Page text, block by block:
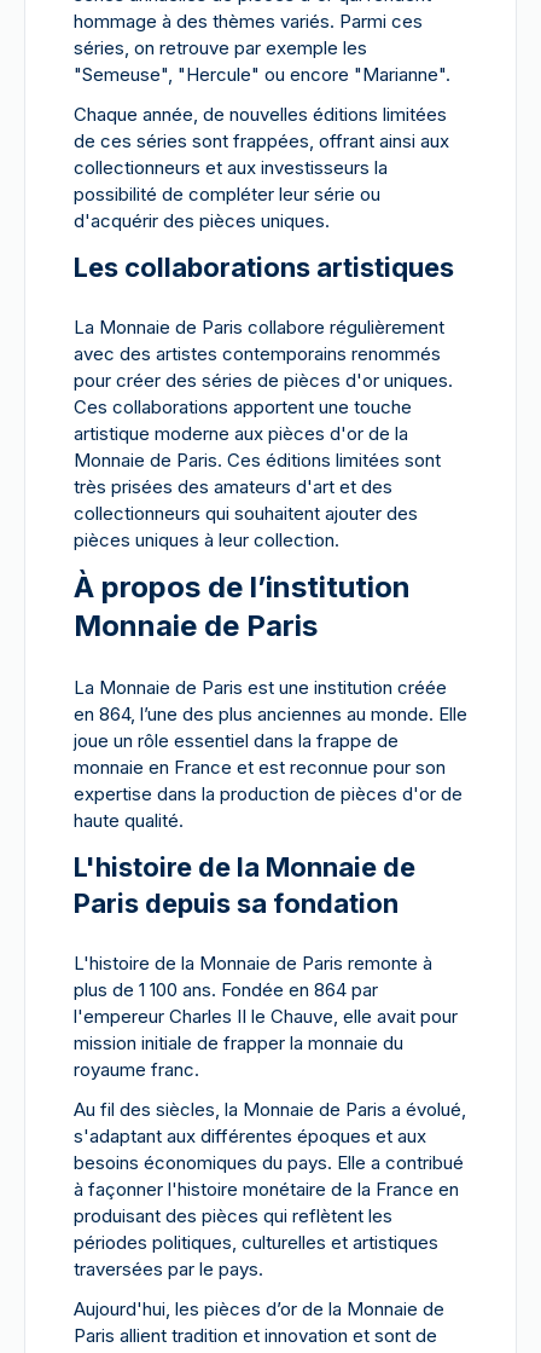
hommage à des thèmes variés. Parmi ces
séries, on retrouve par exemple les
"Semeuse", "Hercule" ou encore "Marianne".
Chaque année, de nouvelles éditions limitées
de ces séries sont frappées, offrant ainsi aux
collectionneurs et aux investisseurs la
possibilité de compléter leur série ou
d'acquérir des pièces uniques.
Les collaborations artistiques
La Monnaie de Paris collabore régulièrement
avec des artistes contemporains renommés
pour créer des séries de pièces d'or uniques.
Ces collaborations apportent une touche
artistique moderne aux pièces d'or de la
Monnaie de Paris. Ces éditions limitées sont
très prisées des amateurs d'art et des
collectionneurs qui souhaitent ajouter des
pièces uniques à leur collection.
À propos de l’institution
Monnaie de Paris
La Monnaie de Paris est une institution créée
en 864, l’une des plus anciennes au monde. Elle
joue un rôle essentiel dans la frappe de
monnaie en France et est reconnue pour son
expertise dans la production de pièces d'or de
haute qualité.
L'histoire de la Monnaie de
Paris depuis sa fondation
L'histoire de la Monnaie de Paris remonte à
plus de 1 100 ans. Fondée en 864 par
l'empereur Charles II le Chauve, elle avait pour
mission initiale de frapper la monnaie du
royaume franc.
Au fil des siècles, la Monnaie de Paris a évolué,
s'adaptant aux différentes époques et aux
besoins économiques du pays. Elle a contribué
à façonner l'histoire monétaire de la France en
produisant des pièces qui reflètent les
périodes politiques, culturelles et artistiques
traversées par le pays.
Aujourd'hui, les pièces d’or de la Monnaie de
Paris allient tradition et innovation et sont de